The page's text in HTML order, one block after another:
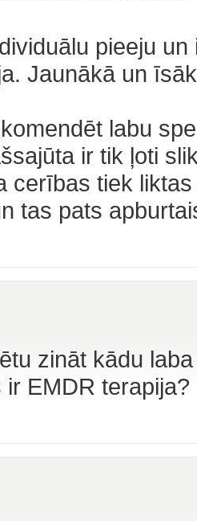
pieeju
Jaunākā un
labu
ir tik ļoti
cerības tiek
tas pats
zināt kādu
ir EMDR terapija?